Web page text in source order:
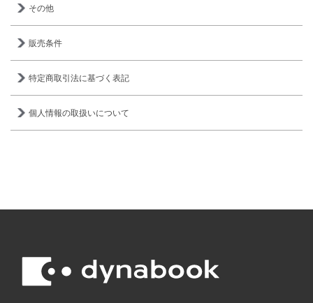
その他
販売条件
特定商取引法に基づく表記
個人情報の取扱いについて